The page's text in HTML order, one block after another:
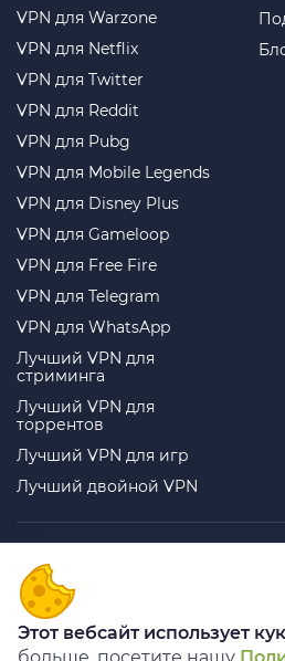
VPN для Warzone
VPN для Netflix
VPN для Twitter
VPN для Reddit
VPN для Pubg
VPN для Mobile Legends
VPN для Disney Plus
VPN для Gameloop
VPN для Free Fire
VPN для Telegram
VPN для WhatsApp
Лучший VPN для
стриминга
Лучший VPN для
торрентов
Лучший VPN для игр
Лучший двойной VPN
Telegram
Instagram
Этот вебсайт использует